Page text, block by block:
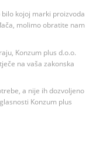
kojoj marki proizvoda
molimo obratite nam
Konzum plus d.o.o.
na vaša zakonska
a nije ih dozvoljeno
Konzum plus